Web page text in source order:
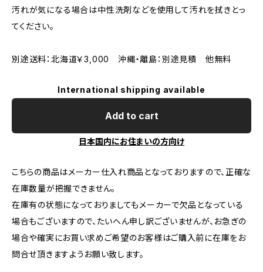
汚れが気になる場合は中性洗剤などを使用して汚れを拭きとっ
てください。
別途送料：北海道￥3,000 沖縄・離島：別途見積 他無料
International shipping available
Add to cart
日本国内にお住まいの方向け
こちらの商品はメーカー仕入れ商品となっておりますので、正確な
在庫数量が把握できません。
在庫有の状態になっておりましてもメーカーで欠品となっている
場合もございますので、たいへん申し訳ございませんが、お急ぎの
場合や確実にお買い求めご希望のお客様はご購入前に在庫をお
問合せ頂きますようお願い致します。